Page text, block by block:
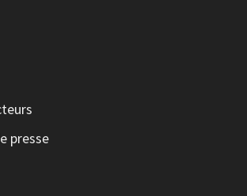
presse